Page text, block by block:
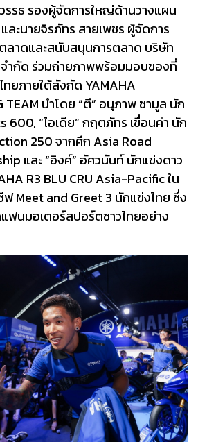
รธ รองผู้จัดการใหญ่ด้านวางแผน
ละนายจิรภัทร สายเพชร ผู้จัดการ
ลาดและสนับสนุนการตลาด บริษัท
จำกัด ร่วมถ่ายภาพพร้อมมอบของที่
ทยภายใต้สังกัด YAMAHA
TEAM นำโดย “ตี” อนุภาพ ซามูล นัก
600, “ไอเดีย” กฤตภัทร เขื่อนคำ นัก
250 จากศึก Asia Road
และ “อิงค์” อัศวนันท์ นักแข่งดาว
R3 BLU CRU Asia-Pacific ใน
Meet and Greet 3 นักแข่งไทย ซึ่ง
ฟนมอเตอร์สปอร์ตชาวไทยอย่าง